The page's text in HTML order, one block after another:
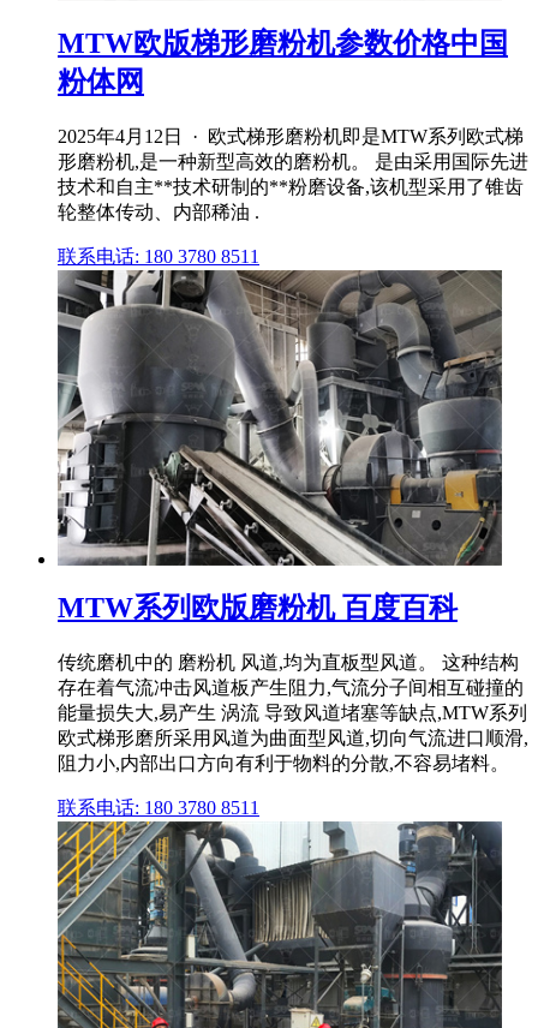
MTW欧版梯形磨粉机参数价格中国
粉体网
2025年4月12日 · 欧式梯形磨粉机即是MTW系列欧式梯
形磨粉机,是一种新型高效的磨粉机。 是由采用国际先进
技术和自主**技术研制的**粉磨设备,该机型采用了锥齿
轮整体传动、内部稀油 .
联系电话: 180 3780 8511
MTW系列欧版磨粉机 百度百科
传统磨机中的 磨粉机 风道,均为直板型风道。 这种结构
存在着气流冲击风道板产生阻力,气流分子间相互碰撞的
能量损失大,易产生 涡流 导致风道堵塞等缺点,MTW系列
欧式梯形磨所采用风道为曲面型风道,切向气流进口顺滑,
阻力小,内部出口方向有利于物料的分散,不容易堵料。
联系电话: 180 3780 8511